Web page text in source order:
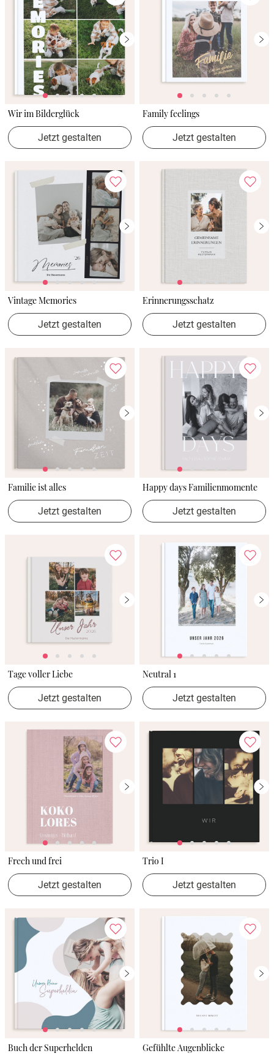
Wir im Bilderglück
Jetzt gestalten
Family feelings
Jetzt gestalten
Vintage Memories
Jetzt gestalten
Erinnerungsschatz
Jetzt gestalten
Familie ist alles
Jetzt gestalten
Happy days Familienmomente
Jetzt gestalten
Tage voller Liebe
Jetzt gestalten
Neutral 1
Jetzt gestalten
Frech und frei
Jetzt gestalten
Trio I
Jetzt gestalten
Buch der Superhelden Gefühlte Augenblicke